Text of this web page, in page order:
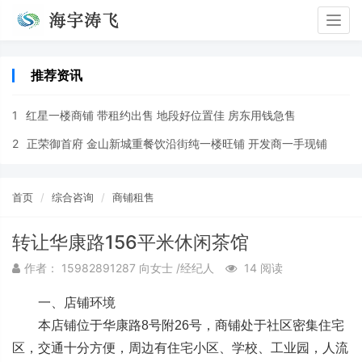
推荐资讯
1 红星一楼商铺 带租约出售 地段好位置佳 房东用钱急售
2 正荣御首府 金山新城重餐饮沿街纯一楼旺铺 开发商一手现铺
首页 综合咨询 商铺租售
转让华康路156平米休闲茶馆
作者： 15982891287 向女士 /经纪人 14 阅读
一、店铺环境
本店铺位于华康路8号附26号，商铺处于社区密集住宅
区，交通十分方便，周边有住宅小区、学校、工业园，人流